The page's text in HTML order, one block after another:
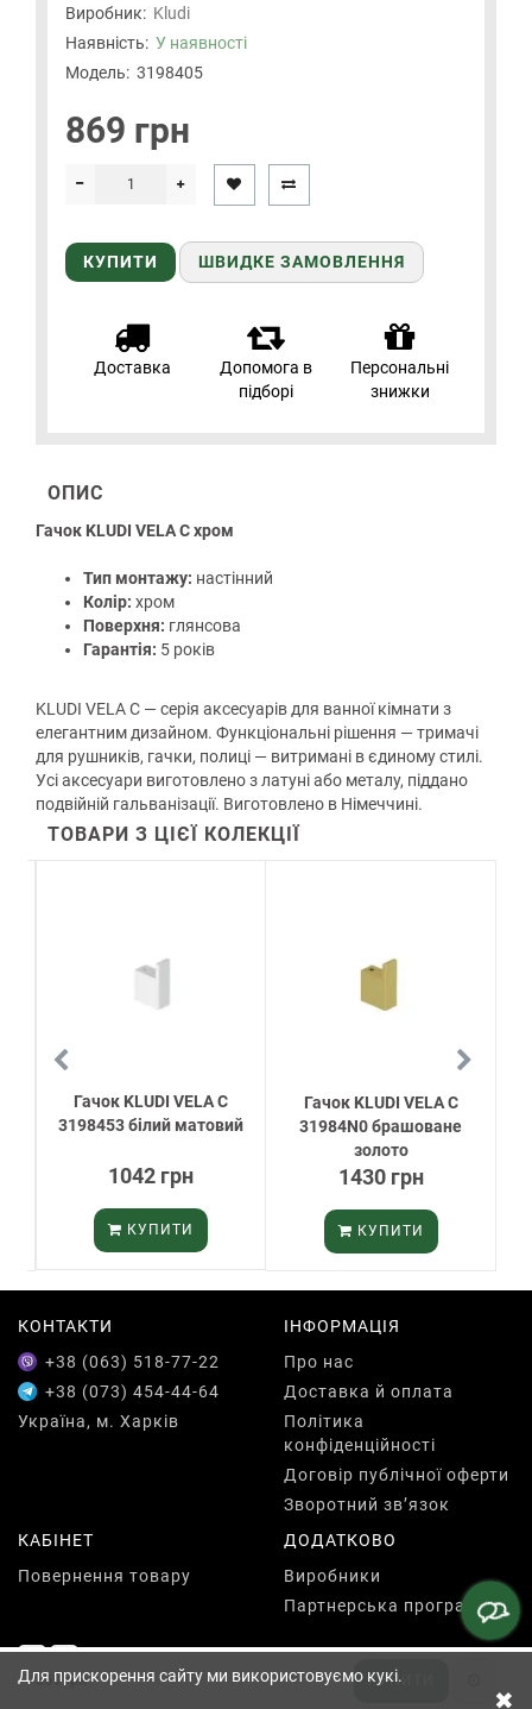
869 грн КУПИТИ
Виробник: Kludi
Наявність: У наявності
Модель: 3198405
869 грн
КУПИТИ ШВИДКЕ ЗАМОВЛЕННЯ
Доставка
Допомога в
підборі
Персональні
знижки
ОПИС
Гачок KLUDI VELA C хром
Тип монтажу: настінний
Колір: хром
Поверхня: глянсова
Гарантія: 5 років
KLUDI VELA C — серія аксесуарів для ванної кімнати з
елегантним дизайном. Функціональні рішення — тримачі
для рушників, гачки, полиці — витримані в єдиному стилі.
Усі аксесуари виготовлено з латуні або металу, піддано
подвійній гальванізації. Виготовлено в Німеччині.
ТОВАРИ З ЦІЄЇ КОЛЕКЦІЇ
Гачок KLUDI VELA C
3198453 білий матовий
1042 грн
КУПИТИ
Гачок KLUDI VELA C
31984N0 брашоване
золото
1430 грн
КУПИТИ
КОНТАКТИ
+38 (063) 518-77-22
+38 (073) 454-44-64
Україна, м. Харків
ІНФОРМАЦІЯ
Про нас
Доставка й оплата
Політика
конфіденційності
Договір публічної оферти
Зворотний зв’язок
КАБІНЕТ
Повернення товару
ДОДАТКОВО
Виробники
Партнерська програма
Для прискорення сайту ми використовуємо кукі.
✖